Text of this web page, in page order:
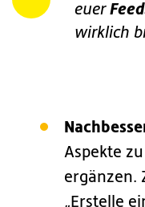
euer
wirklich
Aspekte
ergänzen.
„Erstelle